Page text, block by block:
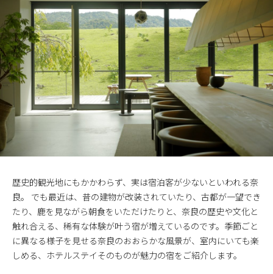
歴史的観光地にもかかわらず、実は宿泊客が少ないといわれる奈
良。 でも最近は、昔の建物が改装されていたり、古都が一望でき
たり、鹿を見ながら朝食をいただけたりと、奈良の歴史や文化と
触れ合える、稀有な体験が叶う宿が増えているのです。季節ごと
に異なる様子を見せる奈良のおおらかな風景が、室内にいても楽
しめる、ホテルステイそのものが魅力の宿をご紹介します。